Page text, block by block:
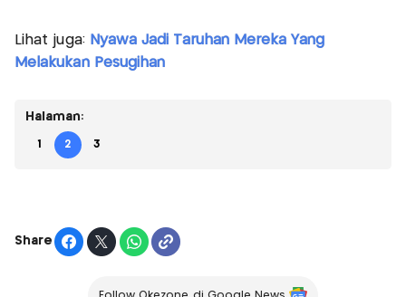
Lihat juga: Nyawa Jadi Taruhan Mereka Yang
Melakukan Pesugihan
Halaman:
1 2 3
Share